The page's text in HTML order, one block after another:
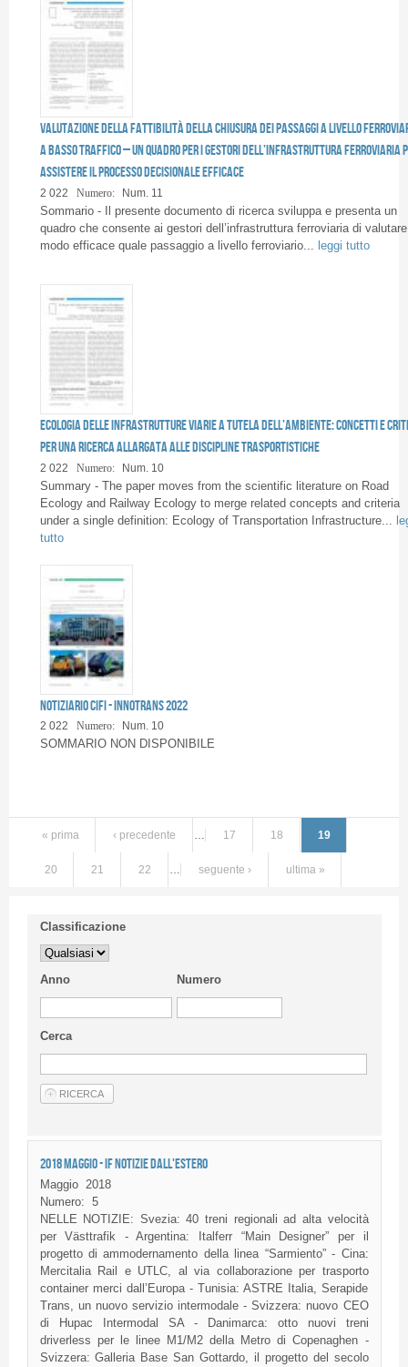
Valutazione della fattibilità della chiusura dei passaggi a livello
a basso traffico – Un quadro per i gestori dell’infrastruttura ferroviaria
assistere il processo decisionale efficace
2 022 Numero: Num. 11
Sommario - Il presente documento di ricerca sviluppa e presenta un
quadro che consente ai gestori dell’infrastruttura ferroviaria di
modo efficace quale passaggio a livello ferroviario... leggi tutto
Ecologia delle Infrastrutture Viarie a tutela dell’ambiente: concetti e
per una ricerca allargata alle discipline trasportistiche
2 022 Numero: Num. 10
Summary - The paper moves from the scientific literature on Road
Ecology and Railway Ecology to merge related concepts and criteria
under a single definition: Ecology of Transportation Infrastructure...
tutto
Notiziario CIFI - InnoTrans 2022
2 022 Numero: Num. 10
SOMMARIO NON DISPONIBILE
« prima ‹ precedente … 17 18 19
20 21 22 … seguente › ultima »
Classificazione
Anno Numero
Cerca
2018 MAGGIO - IF NOTIZIE DALL'ESTERO
Maggio 2018
Numero: 5
NELLE NOTIZIE: Svezia: 40 treni regionali ad alta velocità
per Västtrafik - Argentina: Italferr “Main Designer” per il
progetto di ammodernamento della linea “Sarmiento” - Cina:
Mercitalia Rail e UTLC, al via collaborazione per trasporto
container merci dall’Europa - Tunisia: ASTRE Italia, Serapide
Trans, un nuovo servizio intermodale - Svizzera: nuovo CEO
di Hupac Intermodal SA - Danimarca: otto nuovi treni
driverless per le linee M1/M2 della Metro di Copenaghen -
Svizzera: Galleria Base San Gottardo, il progetto del secolo